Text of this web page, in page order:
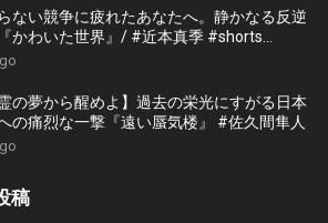
ない競争に疲れたあなたへ。静かなる反逆
かわいた世界』/ #近本真季 #shorts
霊の夢から醒めよ】過去の栄光にすがる日本
の痛烈な一撃『遠い蜃気楼』 #佐久間隼人
稿